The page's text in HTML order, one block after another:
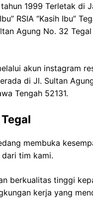
1999 Terletak di
RSIA “Kasih Ibu”
Agung No. 32
akun instagram
di Jl. Sultan
Tengah 52131.
membuka
tim kami.
berkualitas tinggi
kerja yang